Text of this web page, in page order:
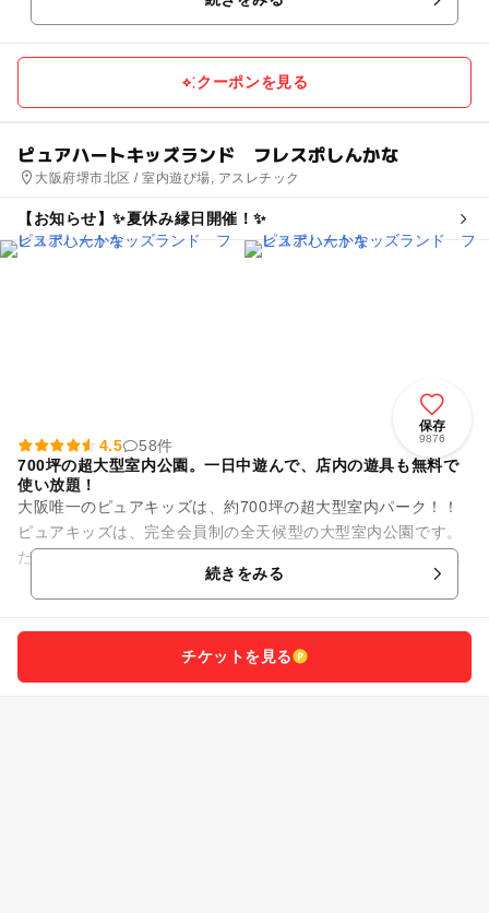
クーポンを見る
ピュアハートキッズランド フレスポしんかな
大阪府堺市北区 / 室内遊び場, アスレチック
【お知らせ】✨夏休み縁日開催！✨
保存
9876
4.5
58件
700坪の超大型室内公園。一日中遊んで、店内の遊具も無料で
使い放題！
大阪唯一のピュアキッズは、約700坪の超大型室内パーク！！
ピュアキッズは、完全会員制の全天候型の大型室内公園です。
だから、暑い夏の日だって、雨の日も雪の降る寒い日も安心し
続きをみる
チケットを見る